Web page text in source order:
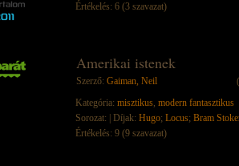
Értékelés: 6 (3 szavazat)
Amerikai istenek
Szerző: Gaiman, Neil
Kategória: misztikus, modern fantasztikus
Sorozat:
| Díjak: Hugo; Locus; Bram
Értékelés: 9 (9 szavazat)